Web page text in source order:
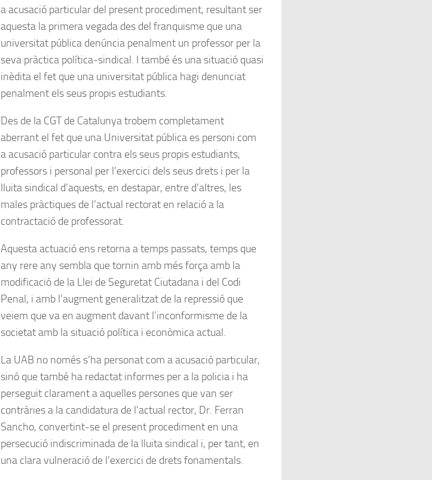
a acusació particular del present procediment, resultant ser
aquesta la primera vegada des del franquisme que una
universitat pública denúncia penalment un professor per la
seva pràctica política-sindical. I també és una situació quasi
inèdita el fet que una universitat pública hagi denunciat
penalment els seus propis estudiants.
Des de la CGT de Catalunya trobem completament
aberrant el fet que una Universitat pública es personi com
a acusació particular contra els seus propis estudiants,
professors i personal per l’exercici dels seus drets i per la
lluita sindical d’aquests, en destapar, entre d’altres, les
males pràctiques de l’actual rectorat en relació a la
contractació de professorat.
Aquesta actuació ens retorna a temps passats, temps que
any rere any sembla que tornin amb més força amb la
modificació de la Llei de Seguretat Ciutadana i del Codi
Penal, i amb l’augment generalitzat de la repressió que
veiem que va en augment davant l’inconformisme de la
societat amb la situació política i econòmica actual.
La UAB no només s’ha personat com a acusació particular,
sinó que també ha redactat informes per a la policia i ha
perseguit clarament a aquelles persones que van ser
contràries a la candidatura de l’actual rector, Dr. Ferran
Sancho, convertint-se el present procediment en una
persecució indiscriminada de la lluita sindical i, per tant, en
una clara vulneració de l’exercici de drets fonamentals.